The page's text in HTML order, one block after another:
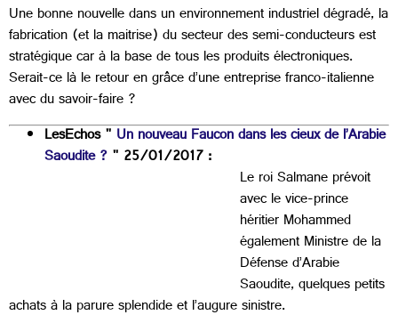
Une bonne nouvelle dans un environnement industriel dégradé, la
fabrication (et la maitrise) du secteur des semi-conducteurs est
stratégique car à la base de tous les produits électroniques.
Serait-ce là le retour en grâce d’une entreprise franco-italienne
avec du savoir-faire ?
LesEchos " Un nouveau Faucon dans les cieux de l’Arabie
Saoudite ?" 25/01/2017 :
Le roi Salmane prévoit
avec le vice-prince
héritier Mohammed
également Ministre de la
Défense d’Arabie
Saoudite, quelques petits
achats à la parure splendide et l’augure sinistre.